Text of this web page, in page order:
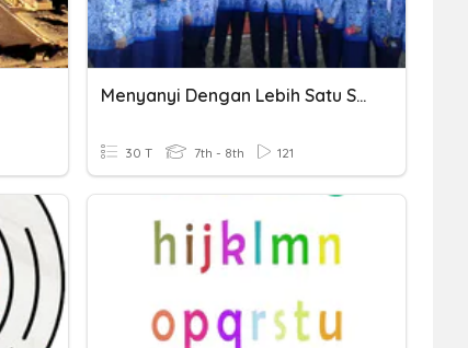
Menyanyi Dengan Lebih Satu Suara 7
30 T 7th - 8th 121